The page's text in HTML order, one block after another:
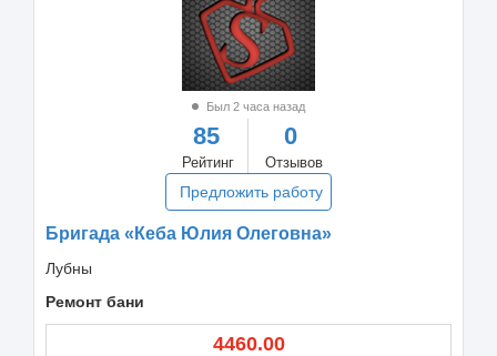
Был 2 часа назад
85
Рейтинг
0
Отзывов
Предложить работу
Бригада «Кеба Юлия Олеговна»
Лубны
Ремонт бани
4460.00